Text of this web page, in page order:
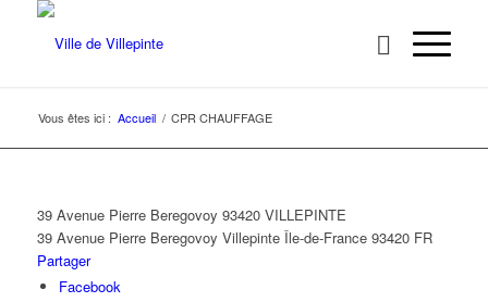
Vous êtes ici : Accueil / CPR CHAUFFAGE
39 Avenue Pierre Beregovoy 93420 VILLEPINTE
39 Avenue Pierre Beregovoy Villepinte Île-de-France 93420 FR
Partager
Facebook